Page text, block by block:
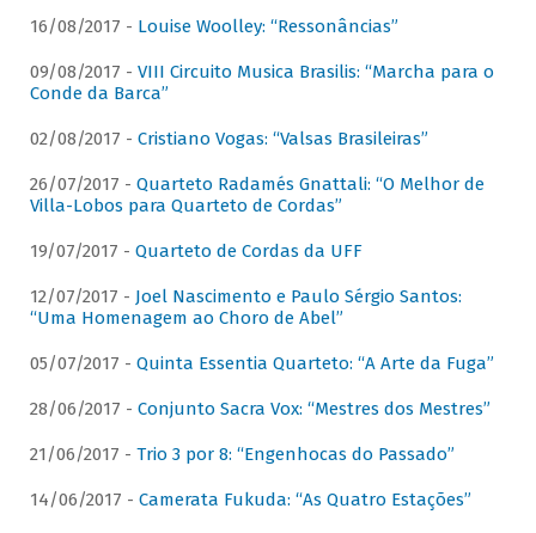
16/08/2017 - Louise Woolley: “Ressonâncias”
09/08/2017 - VIII Circuito Musica Brasilis: “Marcha para o
Conde da Barca”
02/08/2017 - Cristiano Vogas: “Valsas Brasileiras”
26/07/2017 - Quarteto Radamés Gnattali: “O Melhor de
Villa-Lobos para Quarteto de Cordas”
19/07/2017 - Quarteto de Cordas da UFF
12/07/2017 - Joel Nascimento e Paulo Sérgio Santos:
“Uma Homenagem ao Choro de Abel”
05/07/2017 - Quinta Essentia Quarteto: “A Arte da Fuga”
28/06/2017 - Conjunto Sacra Vox: “Mestres dos Mestres”
21/06/2017 - Trio 3 por 8: “Engenhocas do Passado”
14/06/2017 - Camerata Fukuda: “As Quatro Estações”